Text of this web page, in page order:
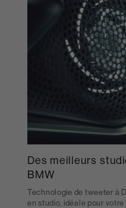
Des meilleurs
BMW
Technologie de tweeter à
en studio, idéale pour votre